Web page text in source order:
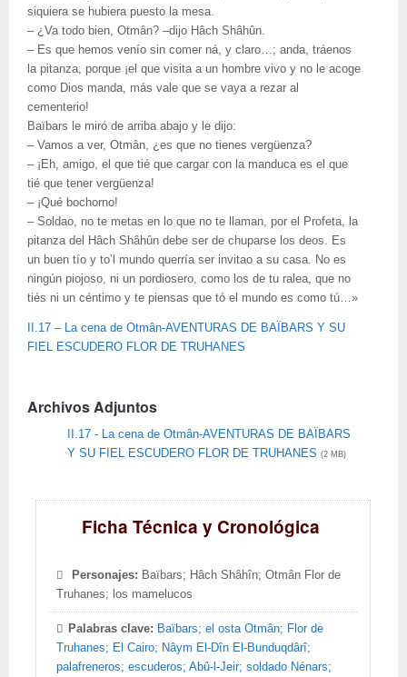
siquiera se hubiera puesto la mesa.
– ¿Va todo bien, Otmân? –dijo Hâch Shâhûn.
– Es que hemos venío sin comer ná, y claro…; anda, tráenos
la pitanza, porque ¡el que visita a un hombre vivo y no le acoge
como Dios manda, más vale que se vaya a rezar al
cementerio!
Baïbars le miró de arriba abajo y le dijo:
– Vamos a ver, Otmân, ¿es que no tienes vergüenza?
– ¡Eh, amigo, el que tié que cargar con la manduca es el que
tié que tener vergüenza!
– ¡Qué bochorno!
– Soldao, no te metas en lo que no te llaman, por el Profeta, la
pitanza del Hâch Shâhûn debe ser de chuparse los deos. Es
un buen tío y to’l mundo querría ser invitao a su casa. No es
ningún piojoso, ni un pordiosero, como los de tu ralea, que no
tiés ni un céntimo y te piensas que tó el mundo es como tú…»
II.17 – La cena de Otmân-AVENTURAS DE BAÏBARS Y SU
FIEL ESCUDERO FLOR DE TRUHANES
Archivos Adjuntos
II.17 - La cena de Otmân-AVENTURAS DE BAÏBARS
Y SU FIEL ESCUDERO FLOR DE TRUHANES (2 MB)
Ficha Técnica y Cronológica
Personajes: Baïbars; Hâch Shâhîn; Otmân Flor de
Truhanes; los mamelucos
Palabras clave: Baïbars; el osta Otmân; Flor de
Truhanes; El Cairo; Nâym El-Dîn El-Bunduqdârî;
palafreneros; escuderos; Abû-l-Jeir; soldado Nénars;